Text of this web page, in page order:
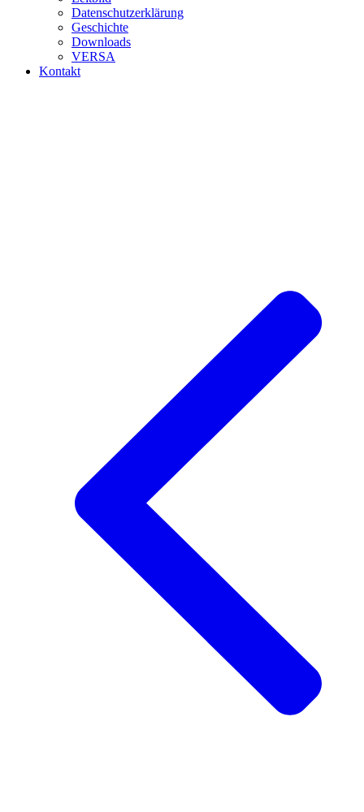
Datenschutzerklärung
Geschichte
Downloads
VERSA
Kontakt